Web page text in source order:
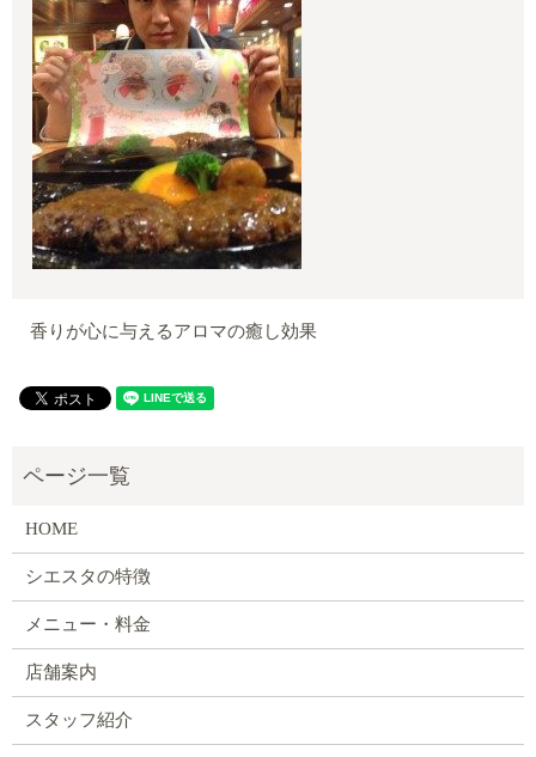
香りが心に与えるアロマの癒し効果
HOME
シエスタの特徴
メニュー・料金
店舗案内
スタッフ紹介